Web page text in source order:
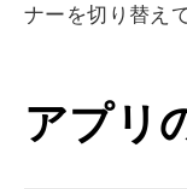
ナーを切り替え
アプリ